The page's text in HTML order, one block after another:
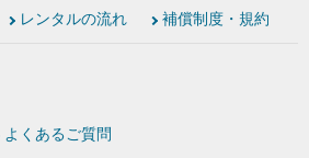
レンタルの流れ 補償制度・規約
よくあるご質問